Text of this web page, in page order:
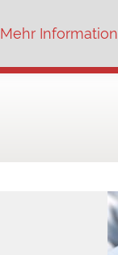
Mehr Information